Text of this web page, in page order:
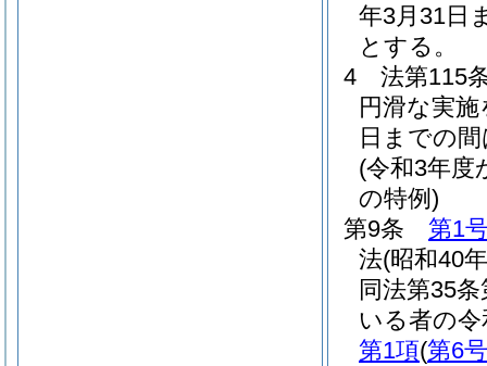
年3月31日
とする。
4
法第115
円滑な実
日までの
(令和3年度
の特例)
第9条
第1
法(昭和40
同法第35
いる者の
第1項(第6